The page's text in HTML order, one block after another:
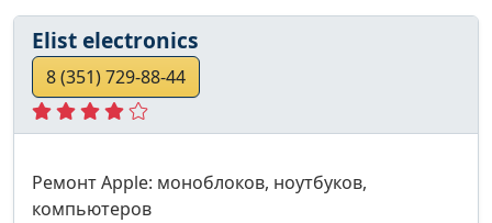
Elist electronics
8 (351) 729-88-44
Ремонт Apple: моноблоков, ноутбуков,
компьютеров